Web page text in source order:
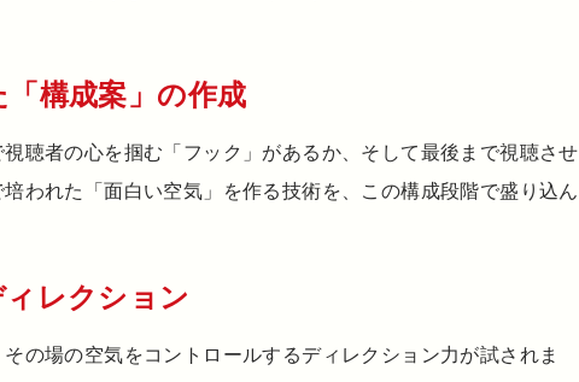
構成案」の作成
聴者の心を掴む「フック」があるか、そして最後まで視聴させ
われた「面白い空気」を作る技術を、この構成段階で盛り込ん
レクション
の場の空気をコントロールするディレクション力が試されま